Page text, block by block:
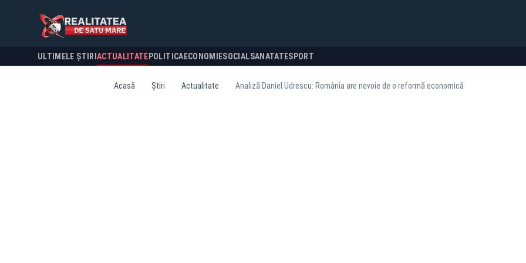
ULTIMELE ȘTIRI ACTUALITATE POLITICA ECONOMIESOCIALSANATATESPORT
Acasă Știri Actualitate Analiză Daniel Udrescu: România are nevoie de o reformă economică